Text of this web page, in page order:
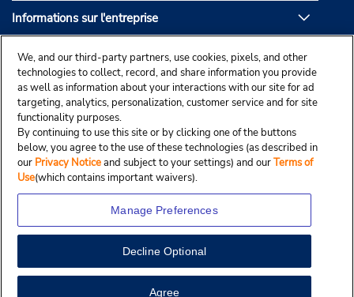
View Map
Informations sur l'entreprise
Partenaires de Budget
© Droit d’auteur, Budgetcar, Inc., 2025.
We, and our third-party partners, use cookies, pixels, and other
technologies to collect, record, and share information you provide
as well as information about your interactions with our site for ad
targeting, analytics, personalization, customer service and for site
functionality purposes.
By continuing to use this site or by clicking one of the buttons
below, you agree to the use of these technologies (as described in
our Privacy Noticeand subject to your settings) and ourTerms of
Use(which contains important waivers).
Manage Preferences
Decline Optional
Agree